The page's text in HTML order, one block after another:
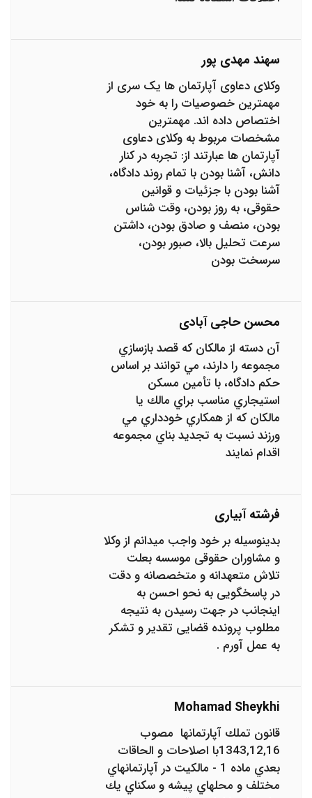
سهند مهدی پور
وکلای دعاوی آپارتمان ها یک سری از
مهمترین خصوصیات را به خود
اختصاص داده اند. مهمترین
مشخصات مربوط به وکلای دعاوی
آپارتمان ها عبارتند از: تجربه در کنار
دانش، آشنا بودن با تمام روند دادگاه،
آشنا بودن با جزئیات و قوانین
حقوقی، به روز بودن، وقت شناس
بودن، منصف و صادق بودن، داشتن
سرعت تحلیل بالا، صبور بودن،
سرسخت بودن
محسن حاجی آبادی
آن دسته از مالكان ‌كه قصد بازسازي
مجموعه را دارند، مي‌ توانند بر اساس
حكم دادگاه، با تأمين مسكن
استيجاري مناسب براي مالك يا
مالكان كه از همكاري خودداري ‌مي‌
ورزند نسبت به تجديد بناي مجموعه
اقدام نمايند
فرشته آبیاری
بدینوسیله بر خود واجب میدانم از وکلا
و مشاوران حقوقی موسسه بعلت
تلاش متعهدانه و متخصصانه و دقت
در پاسخگویی به نحو احسن به
اینجانب در جهت رسیدن به نتیجه
مطلوب پرونده قضایی تقدیر و تشکر
به عمل آورم .
Mohamad Sheykhi
قانون تملك آپارتمانها ‌ مصوب
1343,12,16با اصلاحات و الحاقات
بعدي ماده 1 - مالكيت در آپارتمانهاي
مختلف و محلهاي پيشه و سكناي يك